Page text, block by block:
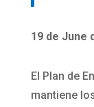
19 de June
El Plan de
mantiene